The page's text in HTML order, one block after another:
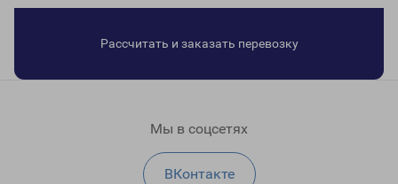
Рассчитать и заказать перевозку
Мы в соцсетях
ВКонтакте